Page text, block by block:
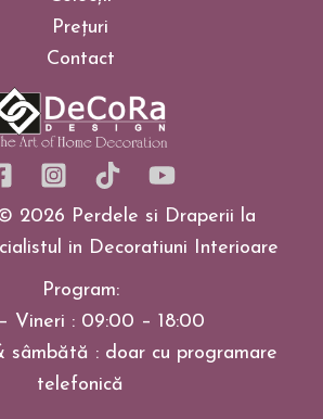
Prețuri
Contact
2026 Perdele si Draperii la
in Decoratiuni Interioare
Program:
Vineri : 09:00 – 18:00
sâmbătă : doar cu programare
telefonică